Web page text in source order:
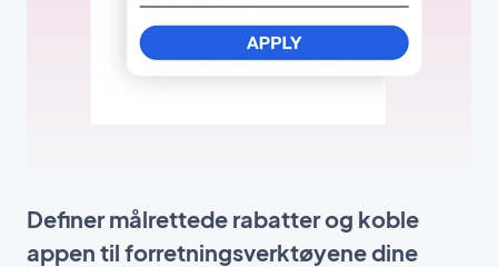
Definer målrettede rabatter og koble
appen til forretningsverktøyene dine